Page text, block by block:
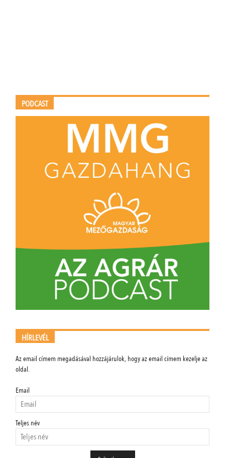
PODCAST
HÍRLEVÉL
Az email címem megadásával hozzájárulok, hogy az email címem kezelje az
oldal.
Email
Teljes név